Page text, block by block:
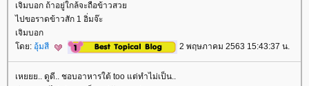
เจิมบอก ถ้าอยู่ใกล้จะถือข้าวสว
ไปขอราดข้าวสัก 1 อิ่มจ๊ะ
เจิมบอก
ดย: อุ้มสี 2 พฤษภาคม 2563 15:43:37 น.
เหยยย.. ดูดี.. ชอบอาหารใต้​ too​ แต่ทำไม่เป็น..